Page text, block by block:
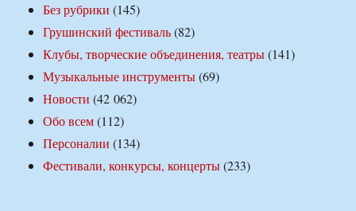
Без рубрики (145)
Грушинский фестиваль(82)
Клубы, творческие объединения, театры(141)
Музыкальные инструменты(69)
Новости (42 062)
Обо всем(112)
Персоналии (134)
Фестивали, конкурсы, концерты(233)